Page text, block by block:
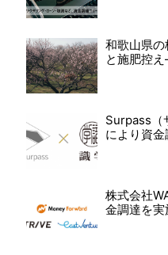
和歌山県
と施肥控
Surpass（
により資
株式会社
金調達を実